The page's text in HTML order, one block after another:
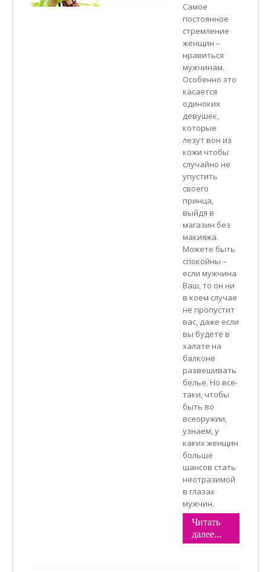
Самое
постоянное
стремление
женщин –
нравиться
мужчинам.
Особенно это
касается
одиноких
девушек,
которые
лезут вон из
кожи чтобы
случайно не
упустить
своего
принца,
выйдя в
магазин без
макияжа.
Можете быть
спокойны –
если мужчина
Ваш, то он ни
в коем случае
не пропустит
вас, даже если
вы будете в
халате на
балконе
развешивать
белье. Но все-
таки, чтобы
быть во
всеоружии,
узнаем, у
каких женщин
больше
шансов стать
неотразимой
в глазах
мужчин.
Читать
далее...